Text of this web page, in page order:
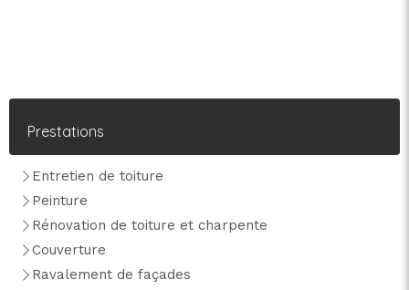
Prestations
Entretien de toiture
Peinture
Rénovation de toiture et charpente
Couverture
Ravalement de façades